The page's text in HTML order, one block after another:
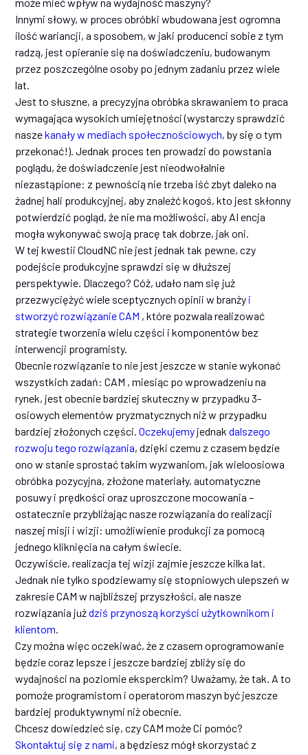
Innymi słowy, w proces obróbki wbudowana jest ogromna
ilość wariancji, a sposobem, w jaki producenci sobie z tym
radzą, jest opieranie się na doświadczeniu, budowanym
przez poszczególne osoby po jednym zadaniu przez wiele
lat.
Jest to słuszne, a precyzyjna obróbka skrawaniem to praca
wymagająca wysokich umiejętności (wystarczy sprawdzić
naszekanały w mediach społecznościowych, by się o tym
przekonać!). Jednak proces ten prowadzi do powstania
poglądu, że doświadczenie jest nieodwołalnie
niezastąpione: z pewnością nie trzeba iść zbyt daleko na
żadnej hali produkcyjnej, aby znaleźć kogoś, kto jest skłonny
potwierdzić pogląd, że nie ma możliwości, aby AI encja
mogła wykonywać swoją pracę tak dobrze, jak oni.
W tej kwestii CloudNC nie jest jednak tak pewne, czy
podejście produkcyjne sprawdzi się w dłuższej
perspektywie. Dlaczego? Cóż, udało nam się już
przezwyciężyć wiele sceptycznych opinii w branży i
stworzyć rozwiązanie CAM , które pozwala realizować
strategie tworzenia wielu części i komponentów bez
interwencji programisty.
Obecnie rozwiązanie to nie jest jeszcze w stanie wykonać
wszystkich zadań: CAM , miesiąc po wprowadzeniu na
rynek, jest obecnie bardziej skuteczny w przypadku 3-
osiowych elementów pryzmatycznych niż w przypadku
bardziej złożonych części.Oczekujemy jednakdalszego
rozwoju tego rozwiązania, dzięki czemu z czasem będzie
ono w stanie sprostać takim wyzwaniom, jak wieloosiowa
obróbka pozycyjna, złożone materiały, automatyczne
posuwy i prędkości oraz uproszczone mocowania –
ostatecznie przybliżając nasze rozwiązania do realizacji
naszej misji i wizji: umożliwienie produkcji za pomocą
jednego kliknięcia na całym świecie.
Oczywiście, realizacja tej wizji zajmie jeszcze kilka lat.
Jednak nie tylko spodziewamy się stopniowych ulepszeń w
zakresie CAM w najbliższej przyszłości, ale nasze
rozwiązania jużdziś przynoszą korzyści użytkownikom i
klientom
Czy można więc oczekiwać, że z czasem oprogramowanie
będzie coraz lepsze i jeszcze bardziej zbliży się do
wydajności na poziomie eksperckim? Uważamy, że tak. A to
pomoże programistom i operatorom maszyn być jeszcze
bardziej produktywnymi niż obecnie.
Chcesz dowiedzieć się, czy CAM może Ci pomóc?
Skontaktuj się z nami, a będziesz mógł skorzystać z